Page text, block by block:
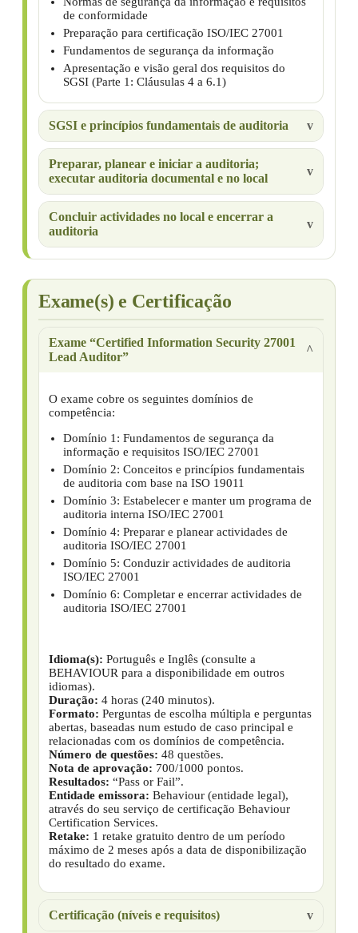
de conformidade
Preparação para certificação ISO/IEC 27001
Fundamentos de segurança da informação
Apresentação e visão geral dos requisitos do
SGSI (Parte 1: Cláusulas 4 a 6.1)
SGSI e princípios fundamentais de auditoria
Preparar, planear e iniciar a auditoria;
executar auditoria documental e no local
Concluir actividades no local e encerrar a
auditoria
Exame(s) e Certificação
Exame “Certified Information Security 27001
Lead Auditor”
O exame cobre os seguintes domínios de
competência:
Domínio 1: Fundamentos de segurança da
informação e requisitos ISO/IEC 27001
Domínio 2: Conceitos e princípios fundamentais
de auditoria com base na ISO 19011
Domínio 3: Estabelecer e manter um programa de
auditoria interna ISO/IEC 27001
Domínio 4: Preparar e planear actividades de
auditoria ISO/IEC 27001
Domínio 5: Conduzir actividades de auditoria
ISO/IEC 27001
Domínio 6: Completar e encerrar actividades de
auditoria ISO/IEC 27001
Idioma(s): Português e Inglês (consulte a
BEHAVIOUR para a disponibilidade em outros
idiomas).
Duração: 4 horas (240 minutos).
Formato: Perguntas de escolha múltipla e perguntas
abertas, baseadas num estudo de caso principal e
relacionadas com os domínios de competência.
Número de questões: 48 questões.
Nota de aprovação: 700/1000 pontos.
Resultados: “Pass or Fail”.
Entidade emissora: Behaviour (entidade legal),
através do seu serviço de certificação Behaviour
Certification Services.
Retake: 1 retake gratuito dentro de um período
máximo de 2 meses após a data de disponibilização
do resultado do exame.
Certificação (níveis e requisitos)